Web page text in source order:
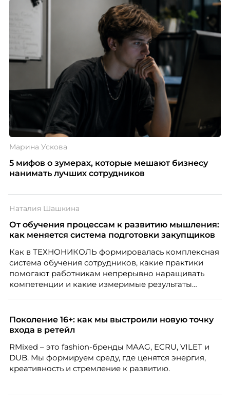
Марина Ускова
5 мифов о зумерах, которые мешают бизнесу
нанимать лучших сотрудников
Наталия Шашкина
От обучения процессам к развитию мышления:
как меняется система подготовки закупщиков
Как в ТЕХНОНИКОЛЬ формировалась комплексная
система обучения сотрудников, какие практики
помогают работникам непрерывно наращивать
компетенции и какие измеримые результаты
закупкам направления «Минеральная изоляция»
компании ТЕХНОНИКОЛЬ.
Поколение 16+: как мы выстроили новую точку
входа в ретейл
RMixed – это fashion-бренды MAAG, ECRU, VILET и
DUB. Мы формируем среду, где ценятся энергия,
креативность и стремление к развитию.